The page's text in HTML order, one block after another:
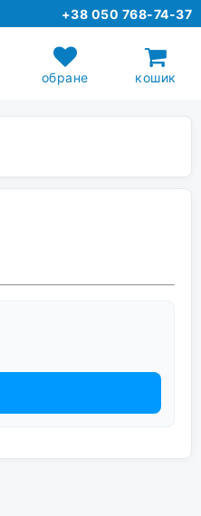
+38 050 768-74-37
обране кошик